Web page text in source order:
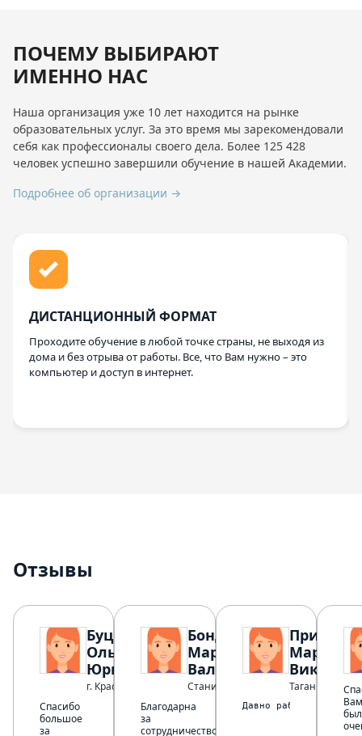
ПОЧЕМУ ВЫБИРАЮТ
ИМЕННО НАС
Наша организация уже 10 лет находится на рынке
образовательных услуг. За это время мы зарекомендовали
себя как профессионалы своего дела. Более 125 428
человек успешно завершили обучение в нашей Академии.
Подробнее об организации →
ДИСТАНЦИОННЫЙ ФОРМАТ
Проходите обучение в любой точке страны, не выходя из
дома и без отрыва от работы. Все, что Вам нужно – это
компьютер и доступ в интернет.
Отзывы
Буценко
Ольга
Юрьевна
г. Краснодар
Спасибо
большое
за
Бондаренко
Марина
Валерьевна
Станица Зольская
Благодарна
за
сотрудничество!
Мария
Таганрог
Давно работаю с этим